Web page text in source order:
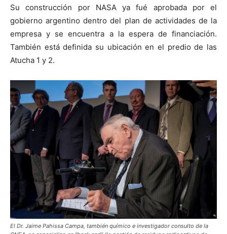
Su construcción por NASA ya fué aprobada por el
gobierno argentino dentro del plan de actividades de la
empresa y se encuentra a la espera de financiación.
También está definida su ubicación en el predio de las
Atucha 1 y 2.
El Dr. Jaime Pahissa Campa, también químico e investigador consulto de la